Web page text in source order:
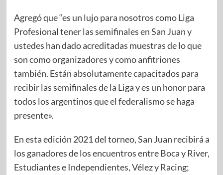
Agregó que “es un lujo para nosotros como Liga
Profesional tener las semifinales en San Juan y
ustedes han dado acreditadas muestras de lo que
son como organizadores y como anfitriones
también. Están absolutamente capacitados para
recibir las semifinales de la Liga y es un honor para
todos los argentinos que el federalismo se haga
presente».
En esta edición 2021 del torneo, San Juan recibirá a
los ganadores de los encuentros entre Boca y River,
Estudiantes e Independientes, Vélez y Racing;